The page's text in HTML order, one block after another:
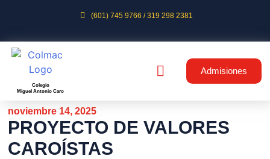
(601) 745 9766 / 319 298 2381
Colegio
Miguel Antonio Caro
Admisiones
noviembre 14, 2025
PROYECTO DE VALORES
CAROÍSTAS